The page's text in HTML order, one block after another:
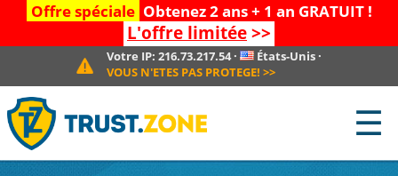
Offre spéciale Obtenez 2 ans + 1 an GRATUIT !
L'offre limitée>>
Votre IP:216.73.217.54· États-Unis·
VOUS N'ETES PAS PROTEGE! >>
☰